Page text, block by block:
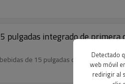
pulgadas integrado de
de 15 pulgadas con tecnología
Detectado
web móvil
redirigir al